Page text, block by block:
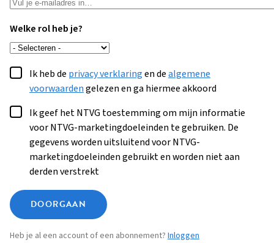
Welke rol heb je?
Ik heb de privacy verklaringen dealgemene
voorwaardengelezen en ga hiermee akkoord
Ik geef het NTVG toestemming om mijn informatie
voor NTVG-marketingdoeleinden te gebruiken. De
gegevens worden uitsluitend voor NTVG-
marketingdoeleinden gebruikt en worden niet aan
derden verstrekt
DOORGAAN
Heb je al een account of een abonnement? Inloggen